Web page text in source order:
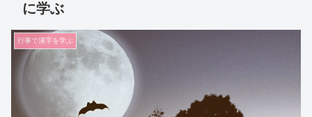
に学ぶ
行事で漢字を学ぶ